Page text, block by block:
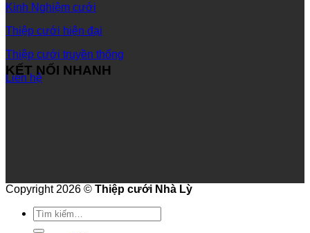
Kinh Nghiệm cưới
Thiệp cưới hiện đại
Thiệp cưới truyền thống
Liên hệ
KẾT NỐI NHANH
Copyright 2026 © Thiệp cưới Nhà Lỳ
Tìm
kiếm: